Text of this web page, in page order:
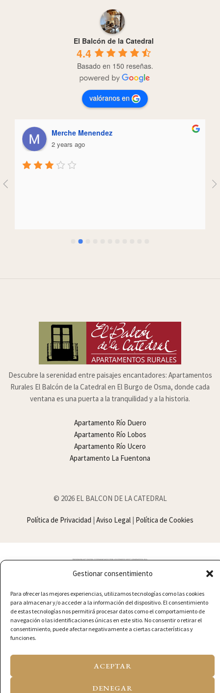
Gestionar consentimiento
Para ofrecer las mejores experiencias, utilizamos tecnologías como las cookies
para almacenar y/o acceder a la información del dispositivo. El consentimiento
de estas tecnologías nos permitirá procesar datos como el comportamiento de
navegación o las identificaciones únicas en este sitio. No consentir o retirar el
consentimiento, puede afectar negativamente a ciertas características y
funciones.
ACEPTAR
DENEGAR
El Balcón de la Catedral
4.4
Basado en 150 reseñas.
valóranos en
Merche Menendez
2 years ago
Descubre la serenidad entre paisajes encantadores: Apartamentos
Rurales El Balcón de la Catedral en El Burgo de Osma, donde cada
ventana es una puerta a la tranquilidad y a la historia.
Apartamento Río Duero
Apartamento Río Lobos
Apartamento Río Ucero
Apartamento La Fuentona
© 2026 EL BALCON DE LA CATEDRAL
Política de Privacidad | Aviso Legal | Política de Cookies